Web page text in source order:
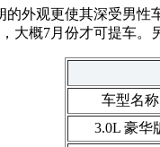
的外观更使其深受男
大概7月份才可提车
车型名称
3.0L 豪华